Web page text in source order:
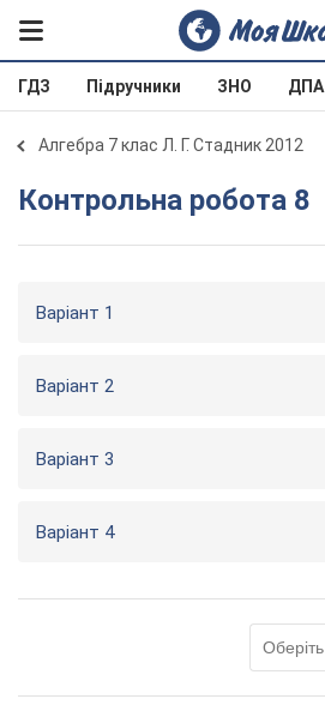
ГДЗ Підручники ЗНО ДПА
Алгебра 7 клас Л. Г. Стадник 2012
Контрольна робота 8
Варіант 1
Варіант 2
Варіант 3
Варіант 4